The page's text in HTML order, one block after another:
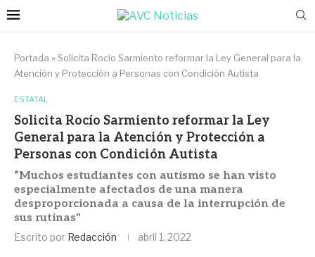
Portada » Solicita Rocío Sarmiento reformar la Ley General para la
Atención y Protección a Personas con Condición Autista
ESTATAL
Solicita Rocío Sarmiento reformar la Ley
General para la Atención y Protección a
Personas con Condición Autista
“Muchos estudiantes con autismo se han visto
especialmente afectados de una manera
desproporcionada a causa de la interrupción de
sus rutinas"
Escrito por Redacción abril 1, 2022